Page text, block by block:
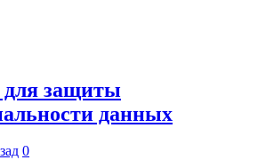
защиты
данных
0